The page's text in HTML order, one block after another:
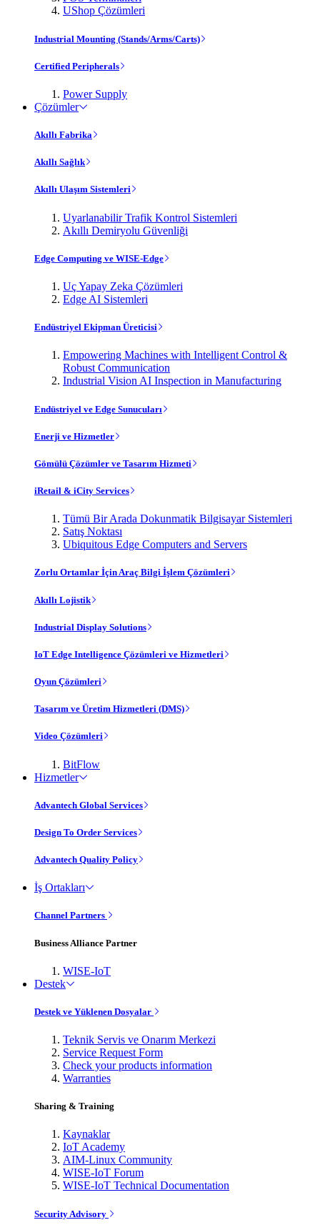
UShop Çözümleri
Industrial Mounting (Stands/Arms/Carts)
Certified Peripherals
Power Supply
Çözümler
Akıllı Fabrika
Akıllı Sağlık
Akıllı Ulaşım Sistemleri
Uyarlanabilir Trafik Kontrol Sistemleri
Akıllı Demiryolu Güvenliği
Edge Computing ve WISE-Edge
Uç Yapay Zeka Çözümleri
Edge AI Sistemleri
Endüstriyel Ekipman Üreticisi
Empowering Machines with Intelligent Control &
Robust Communication
Industrial Vision AI Inspection in Manufacturing
Endüstriyel ve Edge Sunucuları
Enerji ve Hizmetler
Gömülü Çözümler ve Tasarım Hizmeti
iRetail & iCity Services
Tümü Bir Arada Dokunmatik Bilgisayar Sistemleri
Satış Noktası
Ubiquitous Edge Computers and Servers
Zorlu Ortamlar İçin Araç Bilgi İşlem Çözümleri
Akıllı Lojistik
Industrial Display Solutions
IoT Edge Intelligence Çözümleri ve Hizmetleri
Oyun Çözümleri
Tasarım ve Üretim Hizmetleri (DMS)
Video Çözümleri
BitFlow
Hizmetler
Advantech Global Services
Design To Order Services
Advantech Quality Policy
İş Ortakları
Channel Partners
Business Alliance Partner
WISE-IoT
Destek
Destek ve Yüklenen Dosyalar
Teknik Servis ve Onarım Merkezi
Service Request Form
Check your products information
Warranties
Sharing & Training
Kaynaklar
IoT Academy
AIM-Linux Community
WISE-IoT Forum
WISE-IoT Technical Documentation
Security Advisory